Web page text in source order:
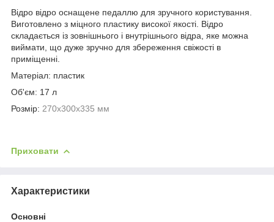
Відро відро оснащене педаллю для зручного користування.
Виготовлено з міцного пластику високої якості. Відро
складається із зовнішнього і внутрішнього відра, яке можна
виймати, що дуже зручно для збереження свіжості в
приміщенні.
Матеріал: пластик
Об'єм: 17 л
Розмір: 270x300x335 мм
Приховати
Характеристики
Основні